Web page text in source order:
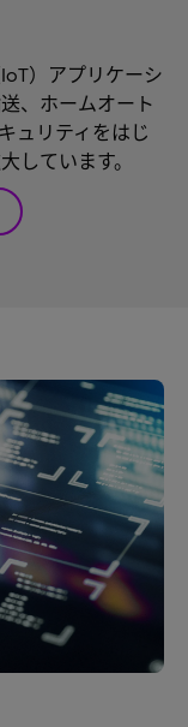
）アプリケーシ
、ホームオート
ュリティをはじ
しています。